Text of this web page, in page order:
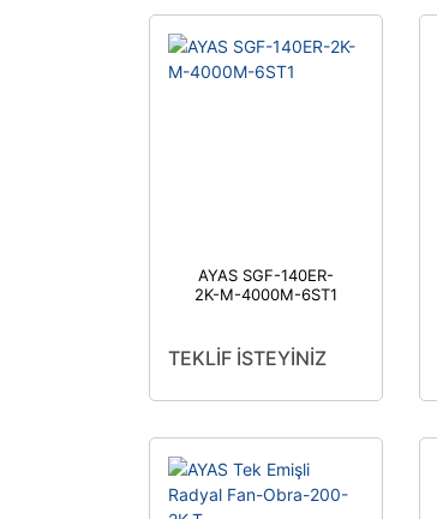
AYAS SGF-140ER-
2K-M-4000M-6ST1
TEKLİF İSTEYİNİZ